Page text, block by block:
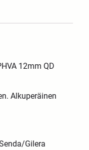
12mm QD
Alkuperäinen
Gilera